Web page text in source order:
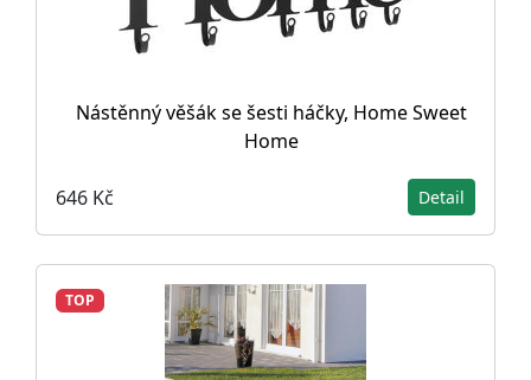
Nástěnný věšák se šesti háčky, Home Sweet
Home
646 Kč Detail
TOP